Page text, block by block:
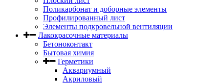
Поликарбонат и доборные элементы
Профилированный лист
Элементы подкровельной вентиляции
Лакокрасочные материалы
Бетоноконтакт
Бытовая химия
Герметики
Аквариумный
Акриловый